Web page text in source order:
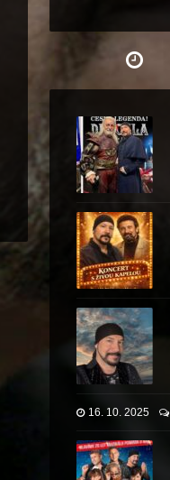
16. 10. 2025